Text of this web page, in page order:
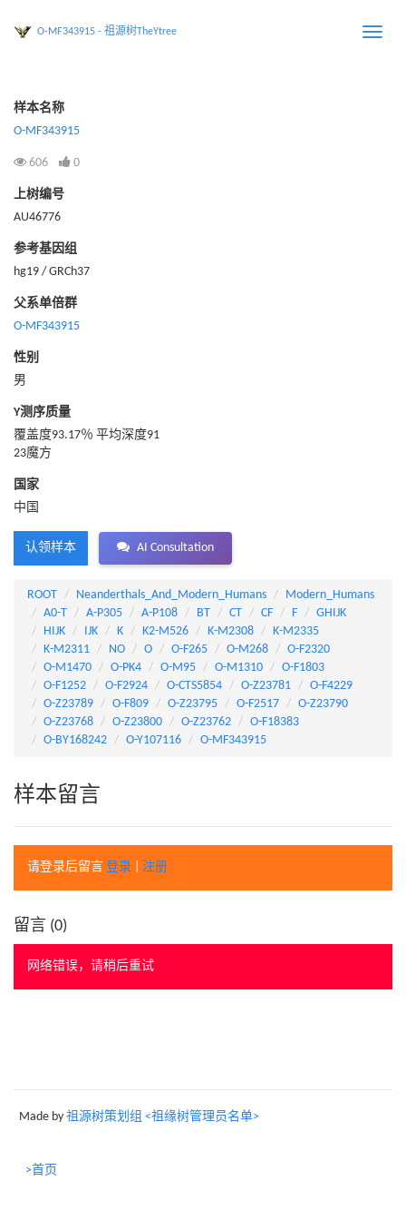
Toggle
O-MF343915 - 祖源树TheYtree
样本名称
O-MF343915
606 0
上树编号
AU46776
参考基因组
hg19 / GRCh37
父系单倍群
O-MF343915
性别
男
Y测序质量
覆盖度93.17％ 平均深度91
23魔方
国家
中国
认领样本 AI Consultation
ROOT Neanderthals_And_Modern_Humans
Modern_Humans
A0-T
A-P305 A-P108 BT CT CF F
GHIJK
HIJK
IJK K K2-M526 K-M2308
K-M2335
K-M2311
NO O O-F265 O-M268
O-F2320
O-M1470
O-PK4 O-M95 O-M1310
O-F1803
O-F1252
O-F2924 O-CTS5854 O-Z23781
O-F4229
O-Z23789
O-F809 O-Z23795 O-F2517
O-Z23790
O-Z23768
O-Z23800 O-Z23762
O-F18383
O-BY168242
O-Y107116 O-MF343915
样本留言
请登录后留言 登录 注册
留言 (0)
网络错误，请稍后重试
Made by 祖源树策划组 <祖缘树管理员名单>
>首页